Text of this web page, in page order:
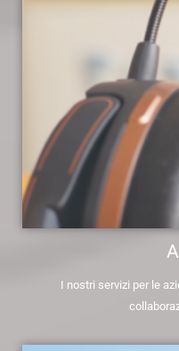
I nostri servizi per le